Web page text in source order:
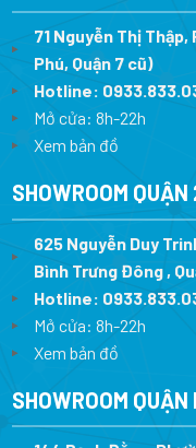
71 Nguyễn Thị Thập,
Phú, Quận 7 cũ)
Hotline:
Mở cửa: 8h-22h
Xem bản đồ
SHOWROOM
625 Nguyễn Duy
Bình Trưng Đông ,
Hotline:
Mở cửa: 8h-22h
Xem bản đồ
SHOWROOM